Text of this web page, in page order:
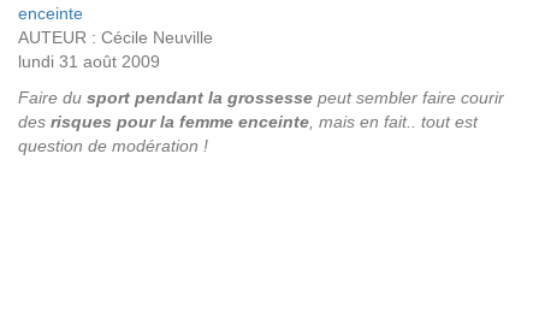
enceinte
AUTEUR : Cécile Neuville
lundi 31 août 2009
Faire du sport pendant la grossesse peut sembler faire courir
des risques pour la femme enceinte , mais en fait.. tout est
question de modération !